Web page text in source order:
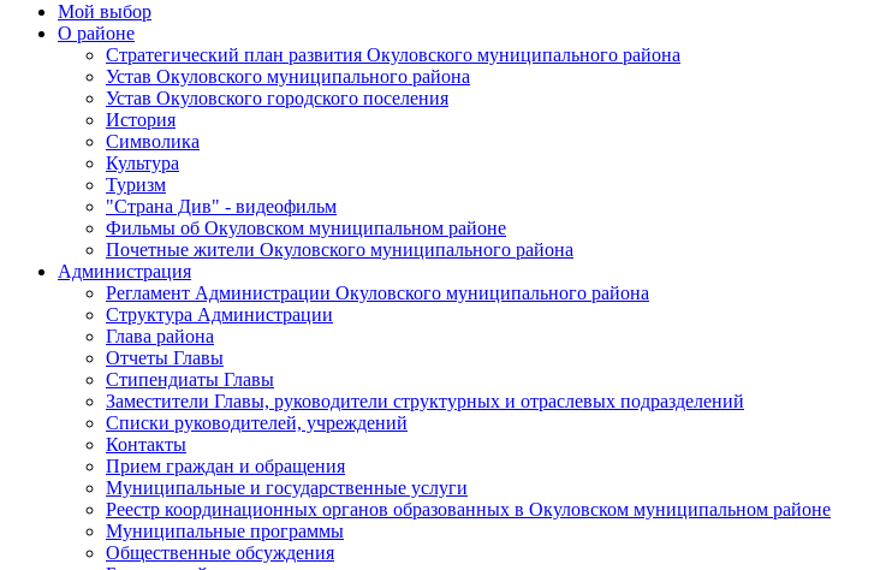
Мой выбор
О районе
Стратегический план развития Окуловского муниципального района
Устав Окуловского муниципального района
Устав Окуловского городского поселения
История
Символика
Культура
Туризм
"Страна Див" - видеофильм
Фильмы об Окуловском муниципальном районе
Почетные жители Окуловского муниципального района
Администрация
Регламент Администрации Окуловского муниципального района
Структура Администрации
Глава района
Отчеты Главы
Стипендиаты Главы
Заместители Главы, руководители структурных и отраслевых подразделений
Списки руководителей, учреждений
Контакты
Прием граждан и обращения
Муниципальные и государственные услуги
Реестр координационных органов образованных в Окуловском муниципальном районе
Муниципальные программы
Общественные обсуждения